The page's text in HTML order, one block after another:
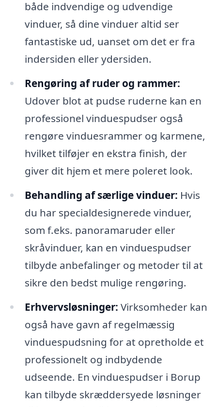
både indvendige og udvendige
vinduer, så dine vinduer altid ser
fantastiske ud, uanset om det er fra
indersiden eller ydersiden.
Rengøring af ruder og rammer:
Udover blot at pudse ruderne kan en
professionel vinduespudser også
rengøre vinduesrammer og karmene,
hvilket tilføjer en ekstra finish, der
giver dit hjem et mere poleret look.
Behandling af særlige vinduer: Hvis
du har specialdesignerede vinduer,
som f.eks. panoramaruder eller
skråvinduer, kan en vinduespudser
tilbyde anbefalinger og metoder til at
sikre den bedst mulige rengøring.
Erhvervsløsninger: Virksomheder kan
også have gavn af regelmæssig
vinduespudsning for at opretholde et
professionelt og indbydende
udseende. En vinduespudser i Borup
kan tilbyde skræddersyede løsninger